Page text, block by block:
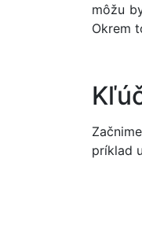
môžu
Okrem
príklad